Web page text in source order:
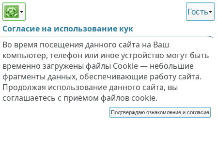
Этот сайт поддерживает
слабовидящих
Гость
Согласие на использование кук
Во время посещения данного сайта на Ваш
компьютер, телефон или иное устройство могут быть
временно загружены файлы Cookie — небольшие
фрагменты данных, обеспечивающие работу сайта.
Продолжая использование данного сайта, вы
соглашаетесь с приёмом файлов cookie.
Подтверждаю ознакомление и согласие